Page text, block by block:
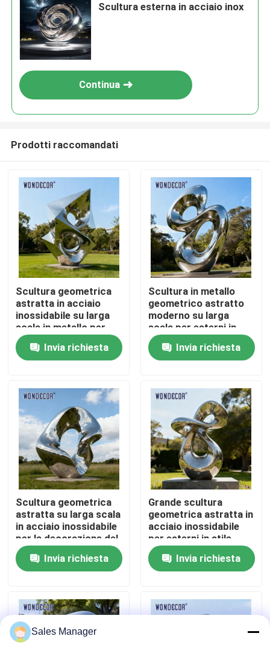
Casa
Prodotti
Fatory Tour
Controllo di qualità
Contattaci
Richiedere un preventivo
Scultura forgiata del metallo
Le statue bronzee scolpiscono
Scultura bronzea su ordinazione
Scultura esterna in acciaio inox
Continua
Prodotti raccomandati
Scultura geometrica
astratta in acciaio
inossidabile su larga
scala in metallo per
parchi all&#39;aperto
Invia richiesta
Scultura in metallo
geometrico astratto
moderno su larga
scala per esterni in
acciaio inossidabile
Invia richiesta
Scultura geometrica
astratta su larga scala
in acciaio inossidabile
per la decorazione del
parco all&#39;aperto
Invia richiesta
Grande scultura
geometrica astratta in
acciaio inossidabile
per esterni in stile
moderno per parchi
Invia richiesta
Sales Manager